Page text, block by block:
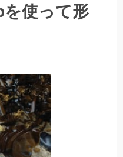
使って形